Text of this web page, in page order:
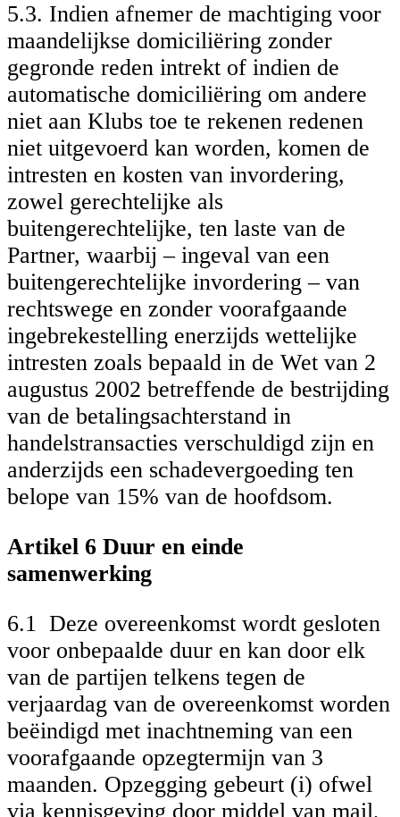
5.3. Indien afnemer de machtiging voor
maandelijkse domiciliëring zonder
gegronde reden intrekt of indien de
automatische domiciliëring om andere
niet aan Klubs toe te rekenen redenen
niet uitgevoerd kan worden, komen de
intresten en kosten van invordering,
zowel gerechtelijke als
buitengerechtelijke, ten laste van de
Partner, waarbij – ingeval van een
buitengerechtelijke invordering – van
rechtswege en zonder voorafgaande
ingebrekestelling enerzijds wettelijke
intresten zoals bepaald in de Wet van 2
augustus 2002 betreffende de bestrijding
van de betalingsachterstand in
handelstransacties verschuldigd zijn en
anderzijds een schadevergoeding ten
belope van 15% van de hoofdsom.
Artikel 6 Duur en einde
samenwerking
6.1 Deze overeenkomst wordt gesloten
voor onbepaalde duur en kan door elk
van de partijen telkens tegen de
verjaardag van de overeenkomst worden
beëindigd met inachtneming van een
voorafgaande opzegtermijn van 3
maanden. Opzegging gebeurt (i) ofwel
via kennisgeving door middel van mail,